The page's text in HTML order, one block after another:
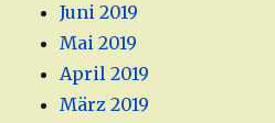
Juni 2019
Mai 2019
April 2019
März 2019